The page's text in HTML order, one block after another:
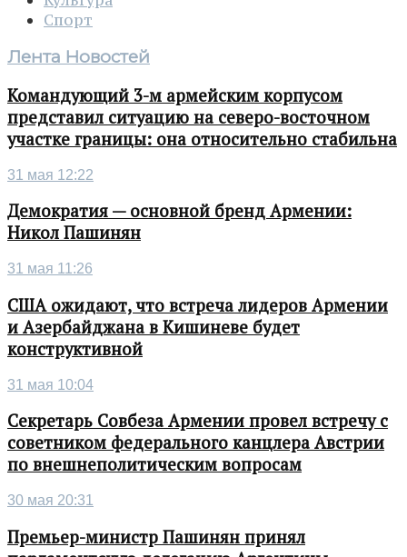
Спорт
Лента Новостей
Командующий 3-м армейским корпусом
представил ситуацию на северо-восточном
участке границы: она относительно стабильна
31 мая 12:22
Демократия — основной бренд Армении:
Никол Пашинян
31 мая 11:26
США ожидают, что встреча лидеров Армении
и Азербайджана в Кишиневе будет
конструктивной
31 мая 10:04
Секретарь Совбеза Армении провел встречу с
советником федерального канцлера Австрии
по внешнеполитическим вопросам
30 мая 20:31
Премьер-министр Пашинян принял